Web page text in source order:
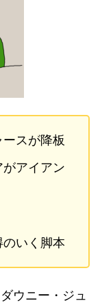
スが降板
がアイアン
のいく脚本
ウニー・ジュ